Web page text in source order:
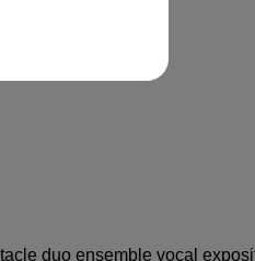
duo ensemble vocal